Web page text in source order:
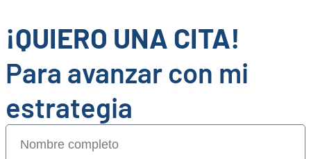
¡QUIERO UNA CITA!
Para avanzar con mi
estrategia